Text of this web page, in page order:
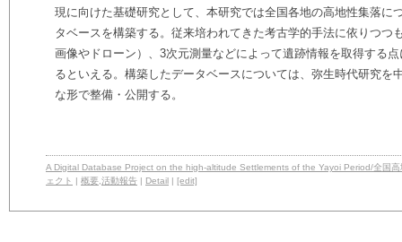
現に向けた基礎研究として、本研究では全国各地の高地性集落に
タベースを構築する。従来培われてきた考古学的手法に依りつつ
画像やドローン）、3次元測量などによって遺跡情報を取得する
るといえる。構築したデータベースについては、弥生時代研究を
な形で整備・公開する。
A Digital Database Project on the high-altitude Settlements of the Yayoi Period/全国
ェクト | 概要 活動報告 | Detail | [edit]